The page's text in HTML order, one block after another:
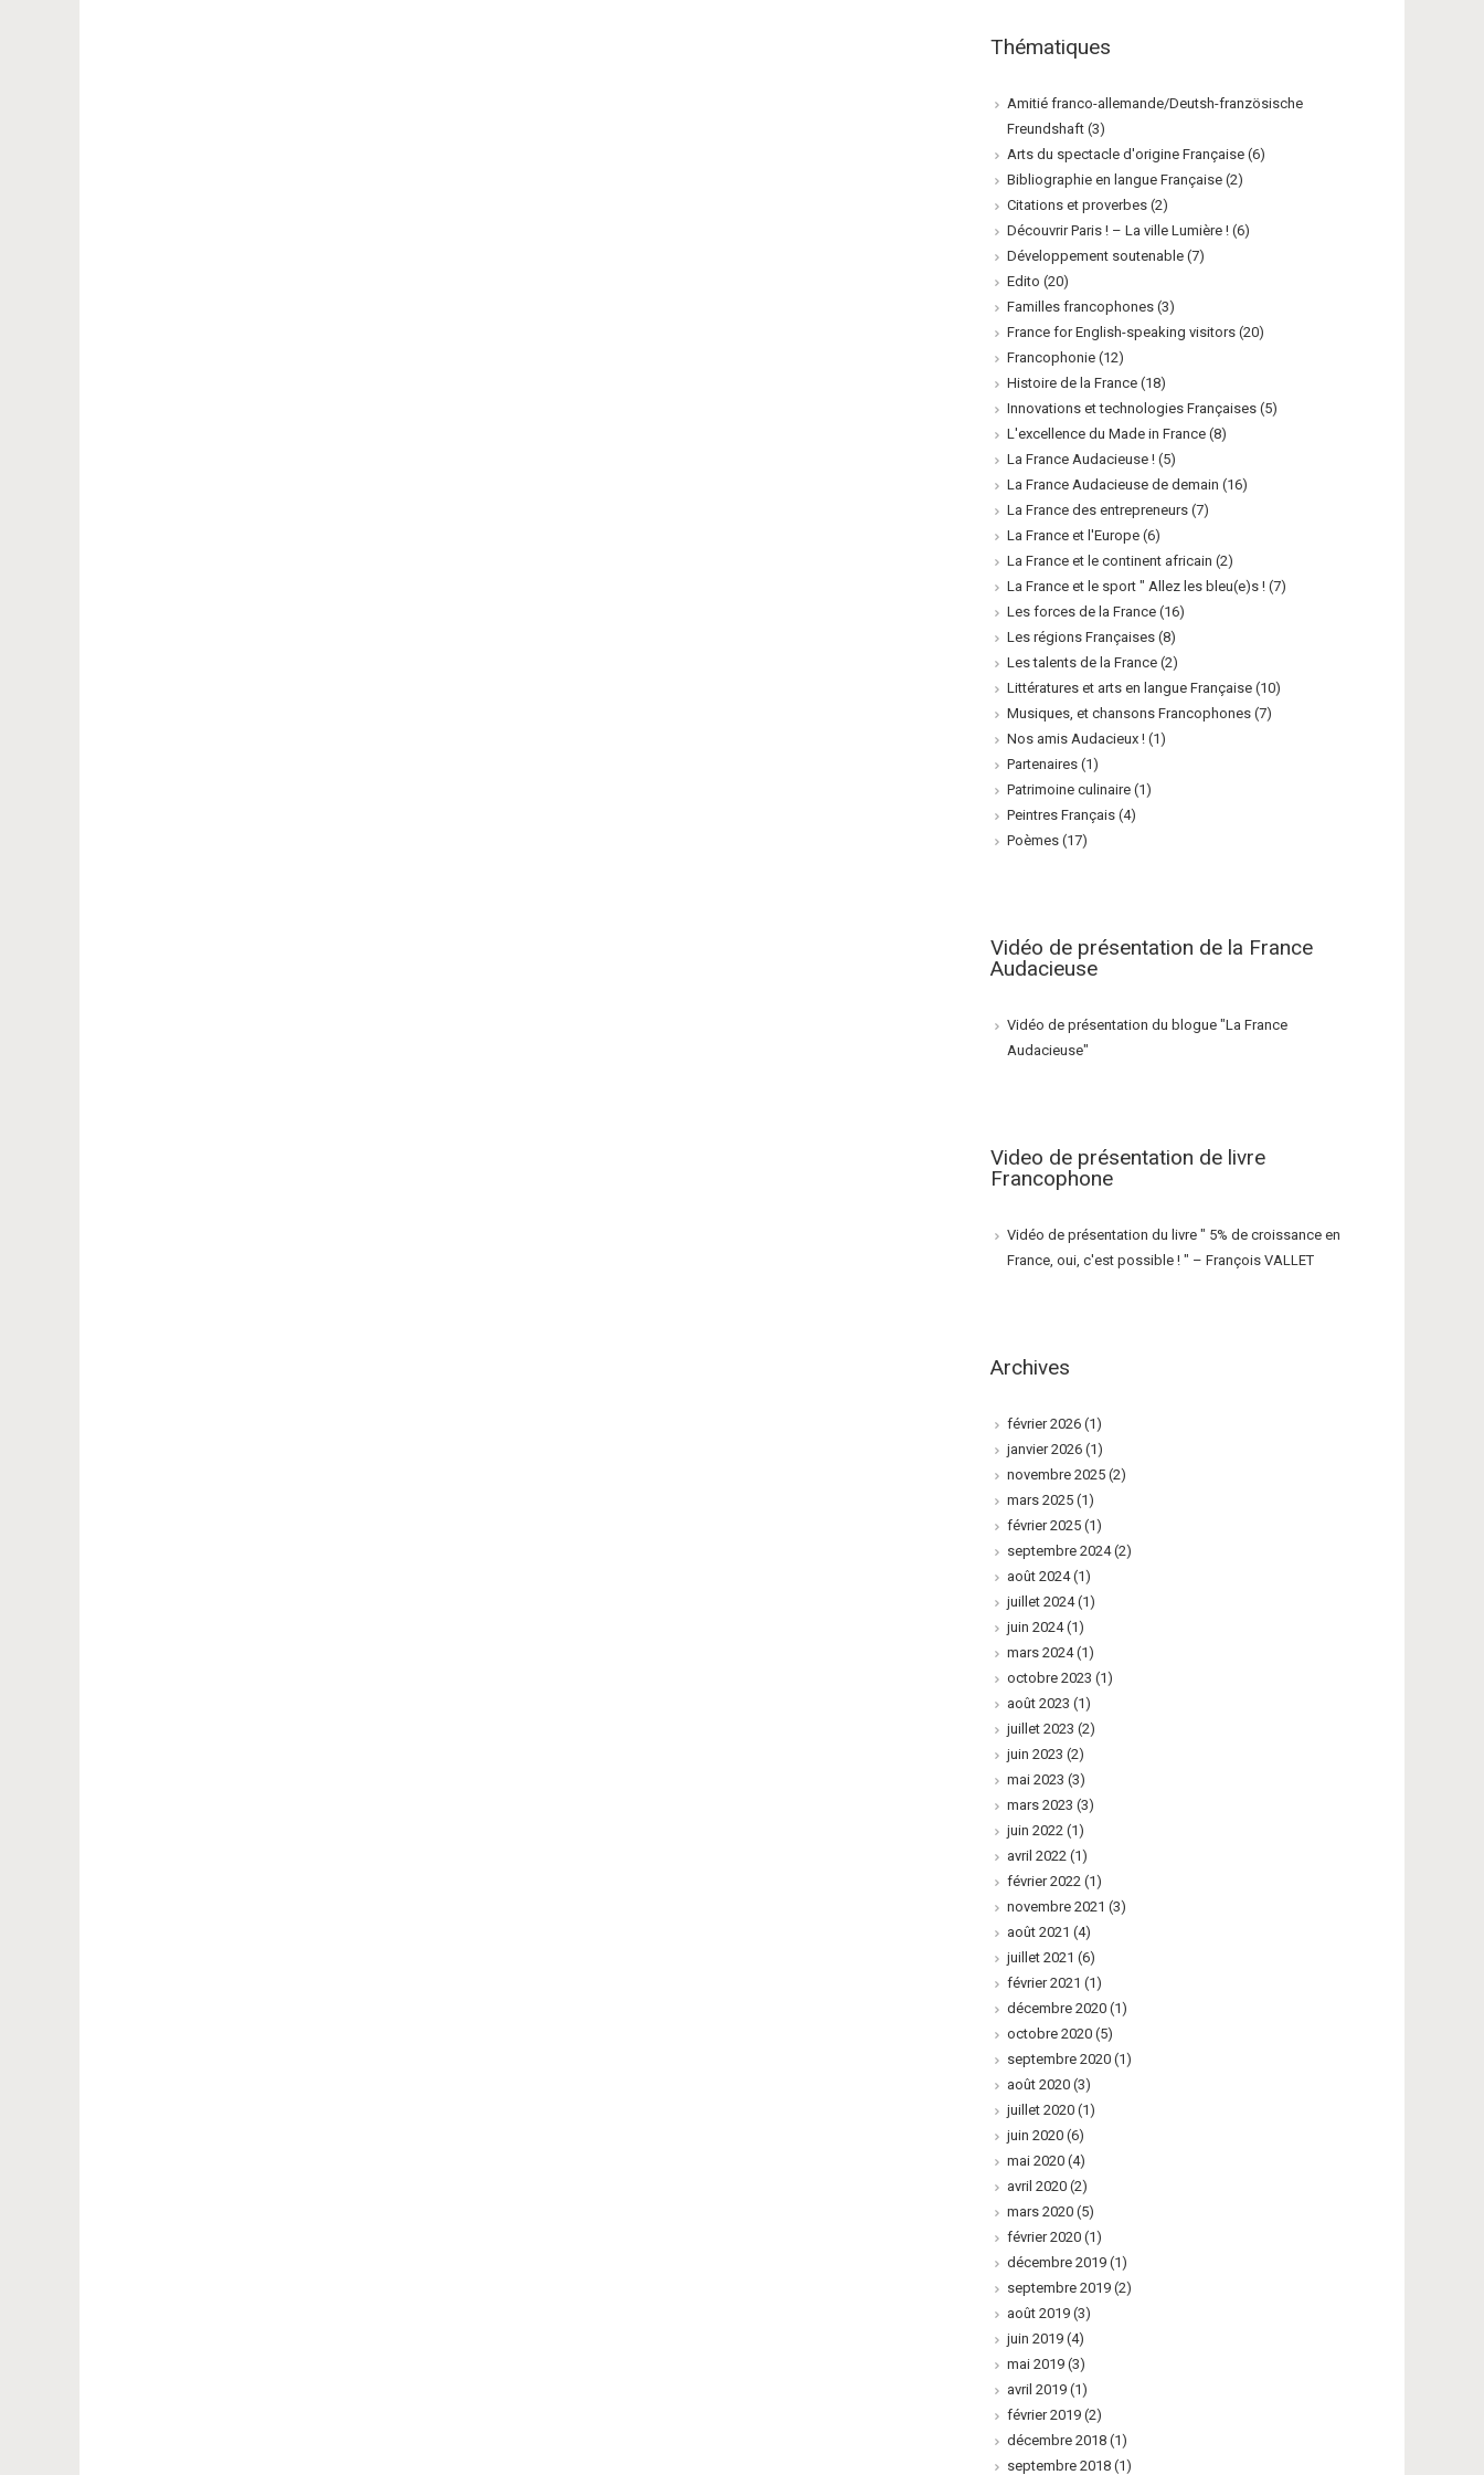
Thématiques
Amitié franco-allemande/Deutsh-französische
Freundshaft (3)
Arts du spectacle d'origine Française (6)
Bibliographie en langue Française (2)
Citations et proverbes (2)
Découvrir Paris ! – La ville Lumière ! (6)
Développement soutenable (7)
Edito (20)
Familles francophones (3)
France for English-speaking visitors (20)
Francophonie (12)
Histoire de la France (18)
Innovations et technologies Françaises (5)
L'excellence du Made in France (8)
La France Audacieuse ! (5)
La France Audacieuse de demain (16)
La France des entrepreneurs (7)
La France et l'Europe (6)
La France et le continent africain (2)
La France et le sport " Allez les bleu(e)s ! (7)
Les forces de la France (16)
Les régions Françaises (8)
Les talents de la France (2)
Littératures et arts en langue Française (10)
Musiques, et chansons Francophones (7)
Nos amis Audacieux ! (1)
Partenaires (1)
Patrimoine culinaire (1)
Peintres Français (4)
Poèmes (17)
Vidéo de présentation de la France
Audacieuse
Vidéo de présentation du blogue "La France
Audacieuse"
Video de présentation de livre
Francophone
Vidéo de présentation du livre " 5% de croissance en
France, oui, c'est possible ! " – François VALLET
Archives
février 2026 (1)
janvier 2026 (1)
novembre 2025 (2)
mars 2025 (1)
février 2025 (1)
septembre 2024(2)
août 2024(1)
juillet 2024(1)
juin 2024(1)
mars 2024(1)
octobre 2023 (1)
août 2023 (1)
juillet 2023 (2)
juin 2023 (2)
mai 2023 (3)
mars 2023 (3)
juin 2022 (1)
avril 2022 (1)
février 2022 (1)
novembre 2021 (3)
août 2021 (4)
juillet 2021 (6)
février 2021 (1)
décembre 2020 (1)
octobre 2020 (5)
septembre 2020 (1)
août 2020 (3)
juillet 2020 (1)
juin 2020 (6)
mai 2020 (4)
avril 2020 (2)
mars 2020 (5)
février 2020 (1)
décembre 2019 (1)
septembre 2019 (2)
août 2019 (3)
juin 2019 (4)
mai 2019 (3)
avril 2019 (1)
février 2019 (2)
décembre 2018 (1)
septembre 2018 (1)